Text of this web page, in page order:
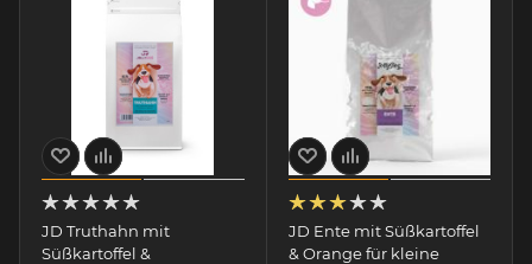
JD Truthahn mit
Süßkartoffel &
JD Ente mit Süßkartoffel
& Orange für kleine